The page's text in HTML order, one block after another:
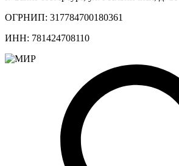
ОГРНИП: 317784700180361
ИНН: 781424708110